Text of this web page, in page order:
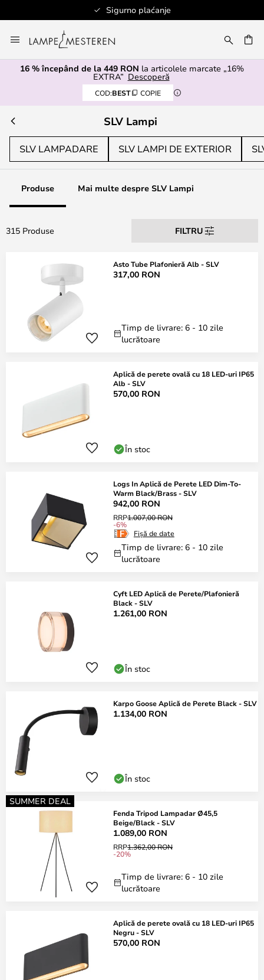
Sigurno plaćanje
la
Continut
16 % începând de la 449 RON la articolele marcate „16%
EXTRA” Descoperă
COD:BEST COPIE
SLV Lampi
SLV LAMPADARE SLV LAMPI DE EXTERIOR
Produse Mai multe despre SLV Lampi
315 Produse FILTRU
Asto Tube Plafonieră Alb - SLV
317,00 RON
Timp de livrare: 6 - 10 zile
lucrătoare
Aplică de perete ovală cu 18 LED-uri IP65
Alb - SLV
570,00 RON
În stoc
Logs In Aplică de Perete LED Dim-To-
Warm Black/Brass - SLV
942,00 RON
RRP1.007,00 RON
-6%
Fișă de date
Timp de livrare: 6 - 10 zile
lucrătoare
Cyft LED Aplică de Perete/Plafonieră
Black - SLV
1.261,00 RON
În stoc
Karpo Goose Aplică de Perete Black - SLV
1.134,00 RON
În stoc
SUMMER DEAL
Fenda Tripod Lampadar Ø45,5
Beige/Black - SLV
1.089,00 RON
RRP1.362,00 RON
-20%
Timp de livrare: 6 - 10 zile
lucrătoare
Aplică de perete ovală cu 18 LED-uri IP65
Negru - SLV
570,00 RON